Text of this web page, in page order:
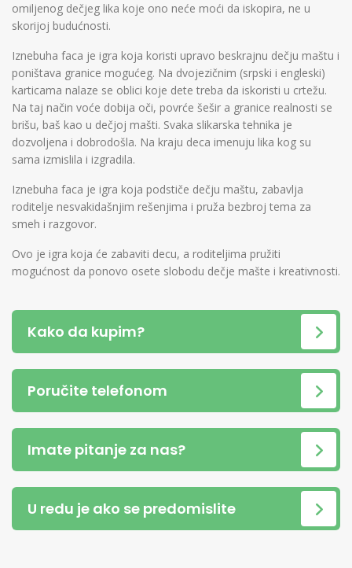
omiljenog dečjeg lika koje ono neće moći da iskopira, ne u
skorijoj budućnosti.
Iznebuha faca je igra koja koristi upravo beskrajnu dečju maštu i
poništava granice mogućeg. Na dvojezičnim (srpski i engleski)
karticama nalaze se oblici koje dete treba da iskoristi u crtežu.
Na taj način voće dobija oči, povrće šešir a granice realnosti se
brišu, baš kao u dečjoj mašti. Svaka slikarska tehnika je
dozvoljena i dobrodošla. Na kraju deca imenuju lika kog su
sama izmislila i izgradila.
Iznebuha faca je igra koja podstiče dečju maštu, zabavlja
roditelje nesvakidašnjim rešenjima i pruža bezbroj tema za
smeh i razgovor.
Ovo je igra koja će zabaviti decu, a roditeljima pružiti
mogućnost da ponovo osete slobodu dečje mašte i kreativnosti.
Kako da kupim?
Poručite telefonom
Imate pitanje za nas?
U redu je ako se predomislite